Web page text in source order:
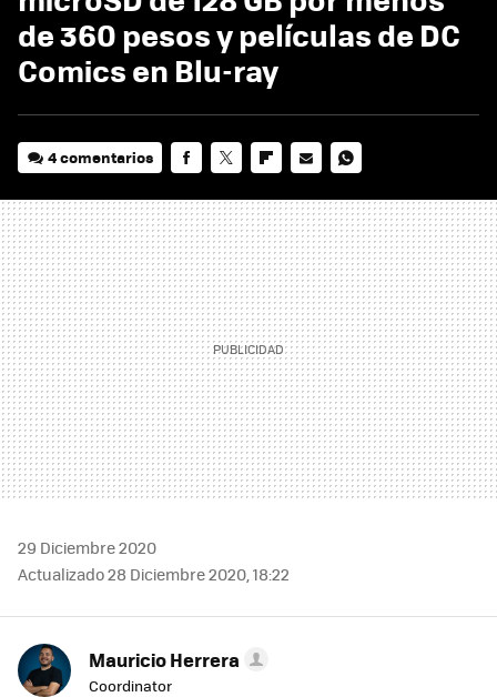
de 360 pesos y películas de DC
Comics en Blu-ray
4 comentarios
MAIL
29 Diciembre 2020
Actualizado 28 Diciembre 2020, 18:22
Mauricio Herrera
Coordinator